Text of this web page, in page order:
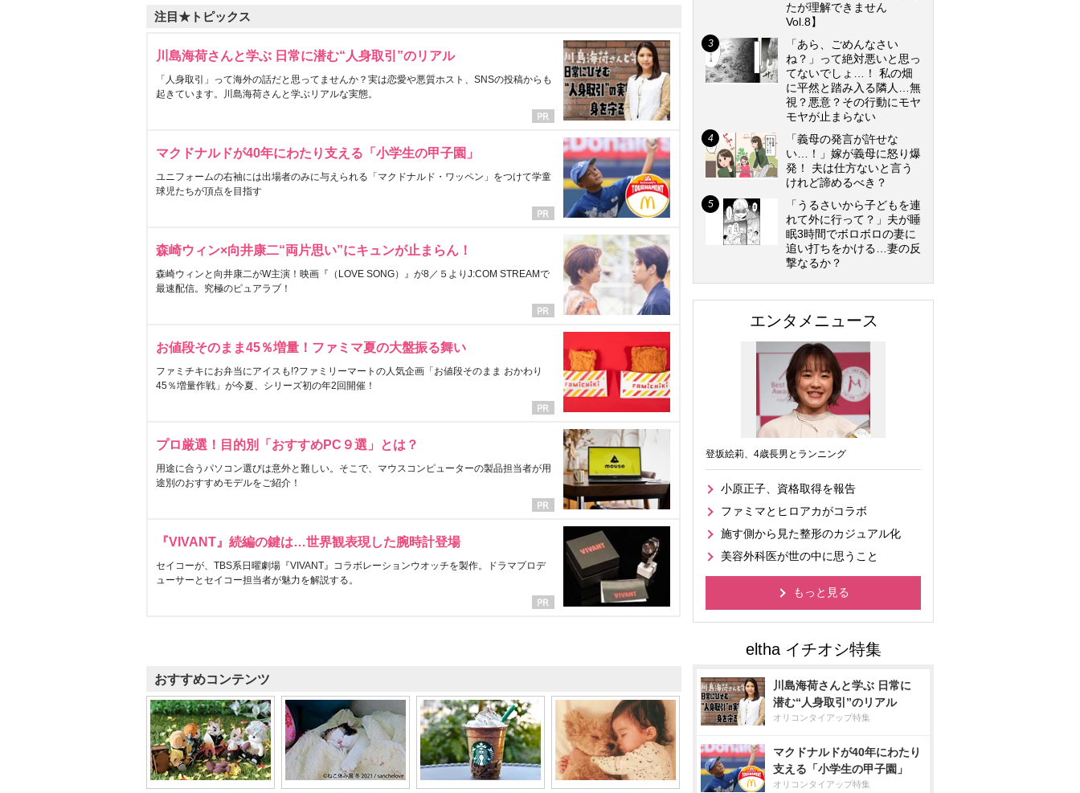
注目★トピックス
川島海荷さんと学ぶ 日常に潜む“人身取引”のリアル
「人身取引」って海外の話だと思ってませんか？実は恋愛や悪質ホスト、SNSの投稿からも
起きています。川島海荷さんと学ぶリアルな実態。
マクドナルドが40年にわたり支える「小学生の甲子園」
ユニフォームの右袖には出場者のみに与えられる「マクドナルド・ワッペン」をつけて学童
球児たちが頂点を目指す
森崎ウィン×向井康二“両片思い”にキュンが止まらん！
森崎ウィンと向井康二がW主演！映画『（LOVE SONG）』が8／５よりJ:COM STREAMで
最速配信。究極のピュアラブ！
お値段そのまま45％増量！ファミマ夏の大盤振る舞い
ファミチキにお弁当にアイスも!?ファミリーマートの人気企画「お値段そのまま おかわり
45％増量作戦」が今夏、シリーズ初の年2回開催！
プロ厳選！目的別「おすすめPC９選」とは？
用途に合うパソコン選びは意外と難しい。そこで、マウスコンピューターの製品担当者が用
途別のおすすめモデルをご紹介！
『VIVANT』続編の鍵は…世界観表現した腕時計登場
セイコーが、TBS系日曜劇場『VIVANT』コラボレーションウオッチを製作。ドラマプロデ
ューサーとセイコー担当者が魅力を解説する。
おすすめコンテンツ
たが理解できません
Vol.8】
「あら、ごめんなさい
ね？」って絶対悪いと思っ
てないでしょ…！ 私の畑
に平然と踏み入る隣人…無
視？悪意？その行動にモヤ
モヤが止まらない
「義母の発言が許せな
い…！」嫁が義母に怒り爆
発！ 夫は仕方ないと言う
けれど諦めるべき？
「うるさいから子どもを連
れて外に行って？」夫が睡
眠3時間でボロボロの妻に
追い打ちをかける…妻の反
撃なるか？
エンタメニュース
登坂絵莉、4歳長男とランニング
小原正子、資格取得を報告
ファミマとヒロアカがコラボ
施す側から見た整形のカジュアル化
美容外科医が世の中に思うこと
もっと見る
川島海荷さんと学ぶ 日常に
潜む“人身取引”のリアル
オリコンタイアップ特集
マクドナルドが40年にわたり
支える「小学生の甲子園」
オリコンタイアップ特集